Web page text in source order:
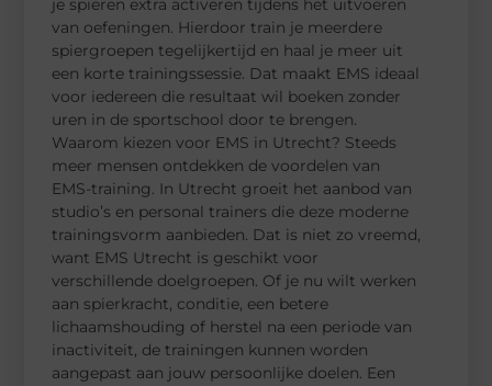
je spieren extra activeren tijdens het uitvoeren
van oefeningen. Hierdoor train je meerdere
spiergroepen tegelijkertijd en haal je meer uit
een korte trainingssessie. Dat maakt EMS ideaal
voor iedereen die resultaat wil boeken zonder
uren in de sportschool door te brengen.
Waarom kiezen voor EMS in Utrecht? Steeds
meer mensen ontdekken de voordelen van
EMS-training. In Utrecht groeit het aanbod van
studio’s en personal trainers die deze moderne
trainingsvorm aanbieden. Dat is niet zo vreemd,
want EMS Utrecht is geschikt voor
verschillende doelgroepen. Of je nu wilt werken
aan spierkracht, conditie, een betere
lichaamshouding of herstel na een periode van
inactiviteit, de trainingen kunnen worden
aangepast aan jouw persoonlijke doelen. Een